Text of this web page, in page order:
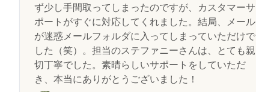
ず少し手間取ってしまったのですが、カスタマーサ
ポートがすぐに対応してくれました。結局、メール
が迷惑メールフォルダに入ってしまっていただけで
した（笑）。担当のステファニーさんは、とても親
切丁寧でした。素晴らしいサポートをしていただ
き、本当にありがとうございました！